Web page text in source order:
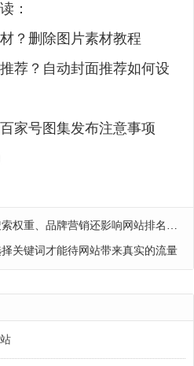
：
？删除图片素材教程
荐？自动封面推荐如何设
家号图集发布注意事项
、品牌营销还影响网站排名策略的制定
关键词才能待网站带来真实的流量